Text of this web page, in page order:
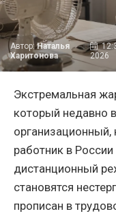
Автор:Наталья
Харитонова
2026
Экстремальная
который недавно
организационный,
работник в
дистанционный
становятся
прописан в